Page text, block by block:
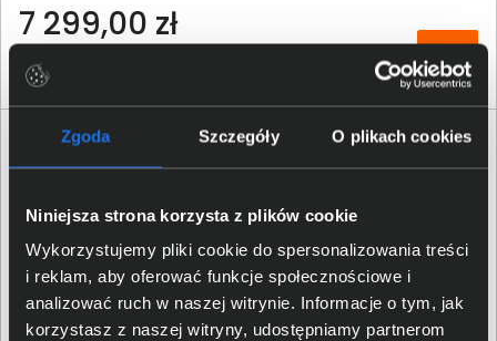
Zgoda Szczegóły O plikach cookies
Niniejsza strona korzysta z plików cookie
Wykorzystujemy pliki cookie do spersonalizowania treści
i reklam, aby oferować funkcje społecznościowe i
analizować ruch w naszej witrynie. Informacje o tym, jak
korzystasz z naszej witryny, udostępniamy partnerom
7 299,00 zł